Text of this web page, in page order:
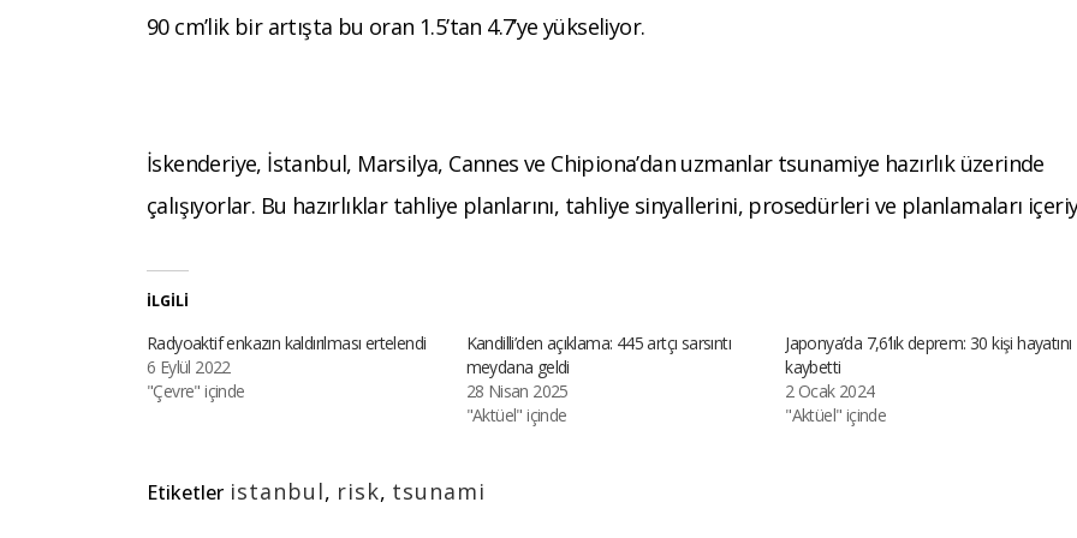
90 cm’lik bir artışta bu oran 1.5’tan 4.7’ye yükseliyor.
İskenderiye, İstanbul, Marsilya, Cannes ve Chipiona’dan uzmanlar tsunamiye hazırlık üzerinde
çalışıyorlar. Bu hazırlıklar tahliye planlarını, tahliye sinyallerini, prosedürleri ve planlamaları
İLGILI
Radyoaktif enkazın kaldırılması ertelendi
6 Eylül 2022
"Çevre" içinde
Kandilli’den açıklama: 445 artçı sarsıntı
meydana geldi
28 Nisan 2025
"Aktüel" içinde
Japonya’da 7,6’lık deprem: 30 kişi hayatını
kaybetti
2 Ocak 2024
"Aktüel" içinde
Etiketler istanbul, risk, tsunami